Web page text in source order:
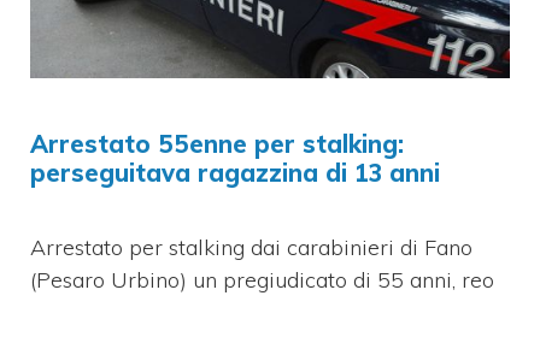
Arrestato 55enne per stalking:
perseguitava ragazzina di 13 anni
Arrestato per stalking dai carabinieri di Fano
(Pesaro Urbino) un pregiudicato di 55 anni, reo